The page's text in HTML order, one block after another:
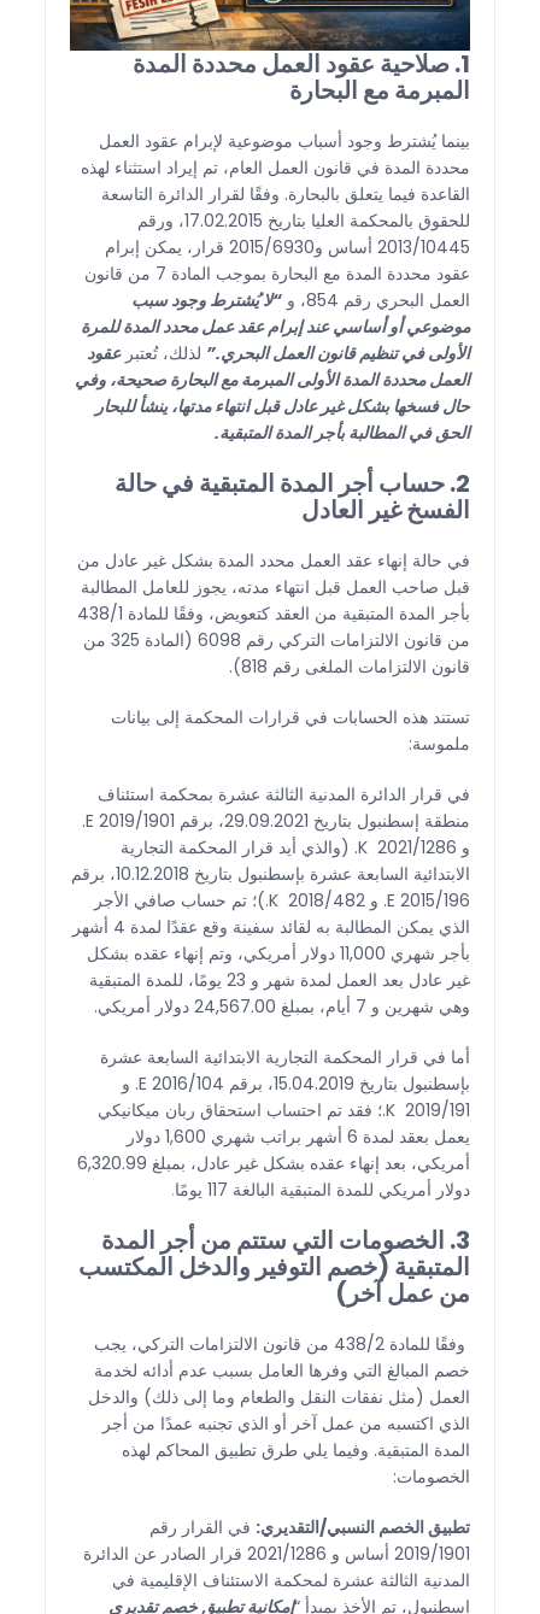
1. صلاحية عقود العمل محددة المدة
المبرمة مع البحارة
بينما يُشترط وجود أسباب موضوعية لإبرام عقود العمل
محددة المدة في قانون العمل العام، تم إيراد استثناء لهذه
القاعدة فيما يتعلق بالبحارة. وفقًا لقرار الدائرة التاسعة
للحقوق بالمحكمة العليا بتاريخ 17.02.2015، ورقم
2013/10445 أساس و2015/6930 قرار، يمكن إبرام
عقود محددة المدة مع البحارة بموجب المادة 7 من قانون
العمل البحري رقم 854، و
“لا يُشترط وجود سبب
موضوعي أو أساسي عند إبرام عقد عمل محدد المدة للمرة
الأولى في تنظيم قانون العمل البحري.” لذلك، تُعتبرعقود
العمل محددة المدة الأولى المبرمة مع البحارة صحيحة، وفي
حال فسخها بشكل غير عادل قبل انتهاء مدتها، ينشأ للبحار
الحق في المطالبة بأجر المدة المتبقية.
2. حساب أجر المدة المتبقية في حالة
الفسخ غير العادل
في حالة إنهاء عقد العمل محدد المدة بشكل غير عادل من
قبل صاحب العمل قبل انتهاء مدته، يجوز للعامل المطالبة
بأجر المدة المتبقية من العقد كتعويض، وفقًا للمادة 438/1
من قانون الالتزامات التركي رقم 6098 (المادة 325 من
قانون الالتزامات الملغى رقم 818).
تستند هذه الحسابات في قرارات المحكمة إلى بيانات
ملموسة:
في قرار الدائرة المدنية الثالثة عشرة بمحكمة استئناف
منطقة إسطنبول بتاريخ 29.09.2021، برقم 2019/1901 E.
و 2021/1286 K. (والذي أيد قرار المحكمة التجارية
الابتدائية السابعة عشرة بإسطنبول بتاريخ 10.12.2018، برقم
2015/196 E. و 2018/482 K.)؛ تم حساب صافي الأجر
الذي يمكن المطالبة به لقائد سفينة وقع عقدًا لمدة 4 أشهر
بأجر شهري 11,000 دولار أمريكي، وتم إنهاء عقده بشكل
غير عادل بعد العمل لمدة شهر و 23 يومًا، للمدة المتبقية
وهي شهرين و 7 أيام، بمبلغ 24,567.00 دولار أمريكي.
أما في قرار المحكمة التجارية الابتدائية السابعة عشرة
بإسطنبول بتاريخ 15.04.2019، برقم 2016/104 E. و
2019/191 K.؛ فقد تم احتساب استحقاق ربان ميكانيكي
يعمل بعقد لمدة 6 أشهر براتب شهري 1,600 دولار
أمريكي، بعد إنهاء عقده بشكل غير عادل، بمبلغ 6,320.99
دولار أمريكي للمدة المتبقية البالغة 117 يومًا
.
3. الخصومات التي ستتم من أجر المدة
المتبقية (خصم التوفير والدخل المكتسب
من عمل آخر)
وفقًا للمادة 438/2 من قانون الالتزامات التركي، يجب
خصم المبالغ التي وفرها العامل بسبب عدم أدائه لخدمة
العمل (مثل نفقات النقل والطعام وما إلى ذلك) والدخل
الذي اكتسبه من عمل آخر أو الذي تجنبه عمدًا من أجر
المدة المتبقية. وفيما يلي طرق تطبيق المحاكم لهذه
الخصومات:
تطبيق الخصم النسبي/التقديري: في القرار رقم
2019/1901 أساس و 2021/1286 قرار الصادر عن الدائرة
المدنية الثالثة عشرة لمحكمة الاستئناف الإقليمية في
إسطنبول، تم الأخذ بمبدأ “إمكانية تطبيق خصم تقديري